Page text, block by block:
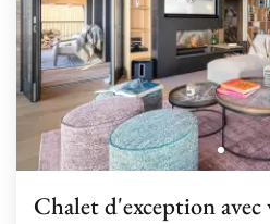
Chalet d'exception